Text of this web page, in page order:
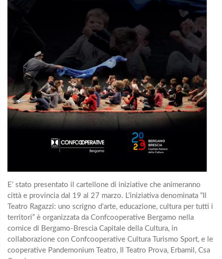
E’ stato presentato il cartellone di iniziative che animeranno
città e provincia dal 19 al 27 marzo. L’iniziativa denominata “Il
Teatro Ragazzi: uno scrigno d’arte, educazione, cultura per tutti i
territori” è organizzata da Confcooperative Bergamo nella
cornice di Bergamo-Brescia Capitale della Cultura, in
collaborazione con Confcooperative Cultura Turismo Sport, e le
cooperative Pandemonium Teatro, Il Teatro Prova, Erbamil, Csa